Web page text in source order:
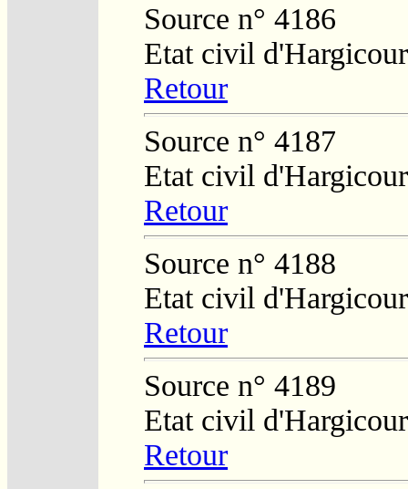
Source n° 4186
Etat civil
Retour
Source n° 4187
Etat civil
Retour
Source n° 4188
Etat civil
Retour
Source n° 4189
Etat civil
Retour